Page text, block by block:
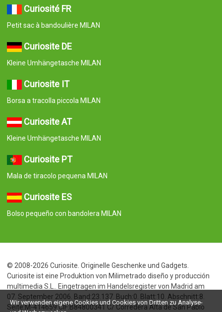
Curiosité FR
Petit sac à bandoulière MILAN
Curiosite DE
Kleine Umhängetasche MILAN
Curiosite IT
Borsa a tracolla piccola MILAN
Curiosite AT
Kleine Umhängetasche MILAN
Curiosite PT
Mala de tiracolo pequena MILAN
Curiosite ES
Bolso pequeño con bandolera MILAN
© 2008-2026 Curiosite. Originelle Geschenke und Gadgets.
Curiosite ist eine Produktion von Milimetrado diseño y producción
multimedia S.L.. Eingetragen im Handelsregister von Madrid am
07. September 2006. Band:23.137. Buch:0. Blatt:10. Abschnitt:8.
Seite:M-414659 CIF:B84800341 C/ Corredera Alta de San Pablo
Wir verwenden eigene Cookies und Cookies von Dritten zu Analyse-